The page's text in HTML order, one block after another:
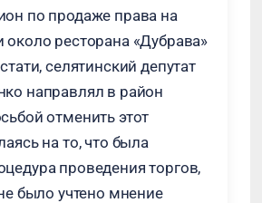
по продаже права на
около ресторана «Дубрава»
селятинский депутат
направлял в район
отменить этот
на то, что была
проведения торгов,
было учтено мнение